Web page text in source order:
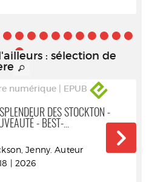
: sélection de
numérique | EPUB
DES STOCKTON -
- BEST-...
Jenny. Auteur
| 2026